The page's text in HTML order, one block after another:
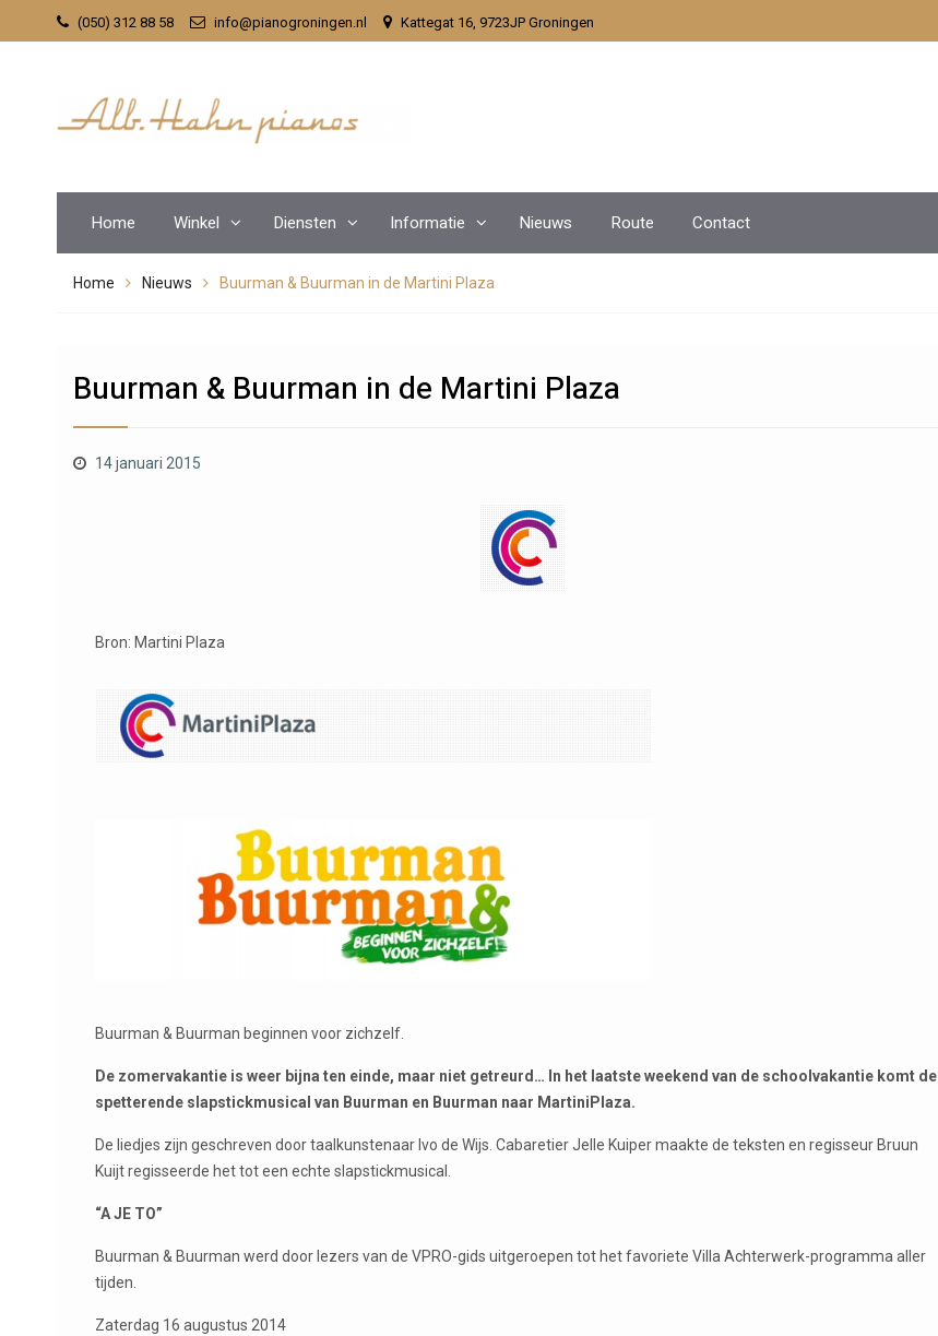
to
(050) 312 88 58 info@pianogroningen.nl Kattegat 16, 9723JP Groningen
Home Winkel Diensten Informatie Nieuws Route Contact
Home Nieuws Buurman & Buurman in de Martini Plaza
Buurman & Buurman in de Martini Plaza
14 januari 2015
Bron: Martini Plaza
Buurman & Buurman beginnen voor zichzelf.
De zomervakantie is weer bijna ten einde, maar niet getreurd… In het laatste weekend van de schoolvakantie komt de
spetterende slapstickmusical van Buurman en Buurman naar MartiniPlaza.
De liedjes zijn geschreven door taalkunstenaar Ivo de Wijs. Cabaretier Jelle Kuiper maakte de teksten en regisseur Bruun
Kuijt regisseerde het tot een echte slapstickmusical.
“A JE TO”
Buurman & Buurman werd door lezers van de VPRO-gids uitgeroepen tot het favoriete Villa Achterwerk-programma aller
tijden.
Zaterdag 16 augustus 2014